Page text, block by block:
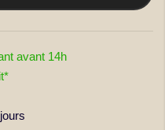
avant 14h